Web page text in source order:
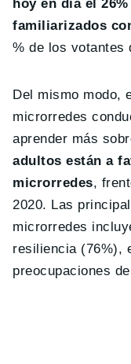
hoy en día el
familiarizados
% de los votantes
Del mismo modo,
microrredes
aprender más
adultos están a
microrredes,
2020. Las
microrredes
resiliencia (76%),
preocupaciones